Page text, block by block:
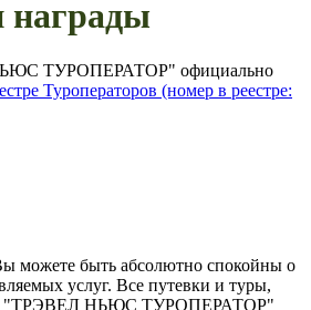
награды
ТУРОПЕРАТОР" официально
Туроператоров (номер в реестре:
можете быть абсолютно спокойны о
услуг. Все путевки и туры,
"ТРЭВЕЛ НЬЮС ТУРОПЕРАТОР"